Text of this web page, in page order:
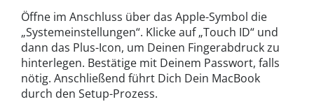
Öffne im Anschluss über das Apple-Symbol die
„Systemeinstellungen“. Klicke auf „Touch ID“ und
dann das Plus-Icon, um Deinen Fingerabdruck zu
hinterlegen. Bestätige mit Deinem Passwort, falls
nötig. Anschließend führt Dich Dein MacBook
durch den Setup-Prozess.